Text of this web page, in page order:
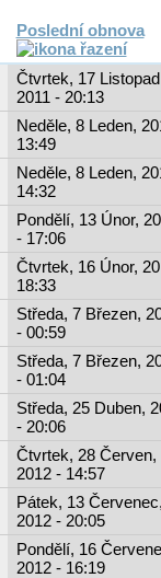
Poslední obnova
Čtvrtek, 17
2011 - 20:13
Neděle, 8 Leden,
13:49
Neděle, 8 Leden,
14:32
Pondělí, 13 Únor,
- 17:06
Čtvrtek, 16 Únor,
18:33
Středa, 7 Březen,
- 00:59
Středa, 7 Březen,
- 01:04
Středa, 25 Duben,
- 20:06
Čtvrtek, 28 Červen,
2012 - 14:57
Pátek, 13
2012 - 20:05
Pondělí, 16
2012 - 16:19